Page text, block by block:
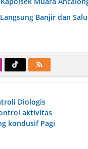
Banjir dan
Diologis
aktivitas
kondusif Pagi